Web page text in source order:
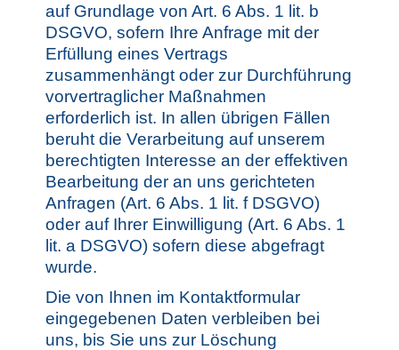
auf Grundlage von Art. 6 Abs. 1 lit. b
DSGVO, sofern Ihre Anfrage mit der
Erfüllung eines Vertrags
zusammenhängt oder zur Durchführung
vorvertraglicher Maßnahmen
erforderlich ist. In allen übrigen Fällen
beruht die Verarbeitung auf unserem
berechtigten Interesse an der effektiven
Bearbeitung der an uns gerichteten
Anfragen (Art. 6 Abs. 1 lit. f DSGVO)
oder auf Ihrer Einwilligung (Art. 6 Abs. 1
lit. a DSGVO) sofern diese abgefragt
wurde.
Die von Ihnen im Kontaktformular
eingegebenen Daten verbleiben bei
uns, bis Sie uns zur Löschung